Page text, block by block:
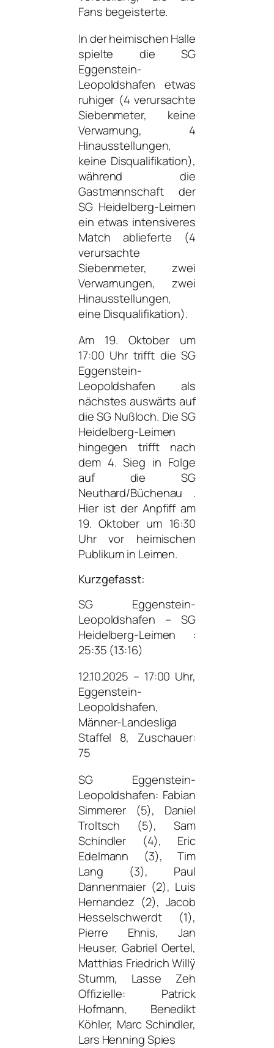
Fans begeisterte.
In der heimischen Halle
spielte die SG
Eggenstein-
Leopoldshafen etwas
ruhiger (4 verursachte
Siebenmeter, keine
Verwarnung, 4
Hinausstellungen,
keine Disqualifikation),
während die
Gastmannschaft der
SG Heidelberg-Leimen
ein etwas intensiveres
Match ablieferte (4
verursachte
Siebenmeter, zwei
Verwarnungen, zwei
Hinausstellungen,
eine Disqualifikation).
Am 19. Oktober um
17:00 Uhr trifft die SG
Eggenstein-
Leopoldshafen als
nächstes auswärts auf
die SG Nußloch. Die SG
Heidelberg-Leimen
hingegen trifft nach
dem 4. Sieg in Folge
auf die SG
Neuthard/Büchenau .
Hier ist der Anpfiff am
19. Oktober um 16:30
Uhr vor heimischen
Publikum in Leimen.
Kurzgefasst:
SG Eggenstein-
Leopoldshafen – SG
Heidelberg-Leimen :
25:35 (13:16)
12.10.2025 – 17:00 Uhr,
Eggenstein-
Leopoldshafen,
Männer-Landesliga
Staffel 8, Zuschauer:
75
SG Eggenstein-
Leopoldshafen: Fabian
Simmerer (5), Daniel
Troltsch (5), Sam
Schindler (4), Eric
Edelmann (3), Tim
Lang (3), Paul
Dannenmaier (2), Luis
Hernandez (2), Jacob
Hesselschwerdt (1),
Pierre Ehnis, Jan
Heuser, Gabriel Oertel,
Matthias Friedrich Willÿ
Stumm, Lasse Zeh
Offizielle: Patrick
Hofmann, Benedikt
Köhler, Marc Schindler,
Lars Henning Spies